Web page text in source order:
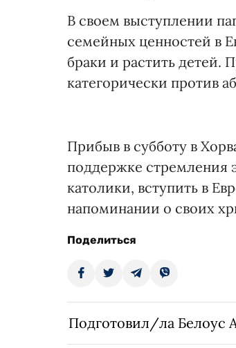
В своем выступлении
семейных ценностей в
браки и растить детей.
категорически против
Прибыв в субботу в
поддержке стремления
католики, вступить в
напоминании о своих
Поделиться
Подготовил/ла Белоус